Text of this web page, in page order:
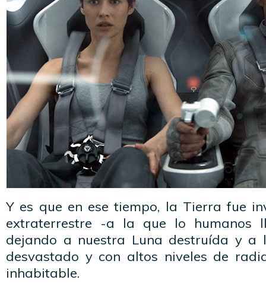
Y es que en ese tiempo, la Tierra fue
extraterrestre -a la que lo humanos
dejando a nuestra Luna destruída y
desvastado y con altos niveles de
inhabitable.